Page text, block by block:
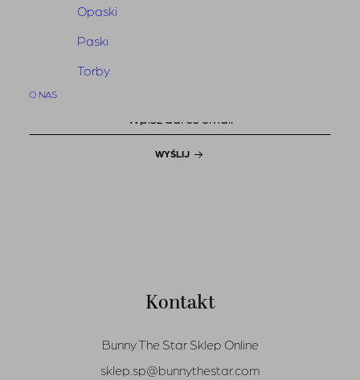
Opaski
Paski
Torby
O NAS
Dołącz do naszego newslettera
i bądź na bieżąco
WYŚLIJ
Kontakt
Bunny The Star Sklep Online
sklep.sp@bunnythestar.com